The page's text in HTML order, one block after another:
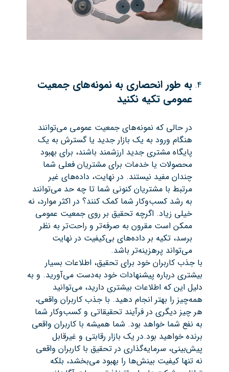
به طور انحصاری به نمونه‌های جمعیت
عمومی تکیه نکنید
در حالی که نمونه‌های جمعیت عمومی می‌توانند
هنگام ورود به یک بازار جدید یا گسترش به یک
پایگاه مشتری جدید ارزشمند باشند، برای بهبود
محصولات یا خدمات برای مشتریان فعلی شما
چندان مفید نیستند. در نهایت، داده‌های غیر
مرتبط با مشتریان کنونی شما تا چه حد می‌توانند
به رشد کسب‌وکار شما کمک کنند؟ در اکثر موارد، نه
خیلی زیاد. اگرچه تحقیق بر روی جمعیت عمومی
ممکن است مقرون به صرفه‌تر و راحت‌تر به نظر
برسد، تکیه بر داده‌های بی‌کیفیت در نهایت
می‌تواند پرهزینه‌تر باشد.
با جذب کاربران خود برای تحقیق، اطلاعات بسیار
بیشتری درباره پیشنهادات خود به‌دست می‌آورید. و به
دلیل این که اطلاعات بیشتری دارید، می‌توانید
همه‌چیز را بهتر انجام دهید. با جذب کاربران واقعی،
هر چیز دیگری در فرآیند تحقیقاتی و کسب‌وکار شما
به نفع شما خواهد بود. شما همیشه با کاربران واقعی
برنده خواهید بود.در یک بازار رقابتی و غیرقابل
پیش‌بینی، سرمایه‌گذاری در تحقیق با کاربران واقعی
نه تنها کیفیت بینش‌ها را بهبود می‌بخشد، بلکه